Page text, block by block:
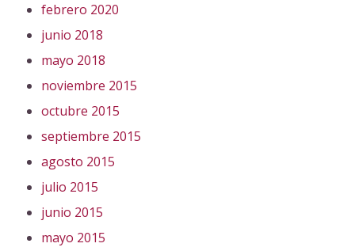
febrero 2020
junio 2018
mayo 2018
noviembre 2015
octubre 2015
septiembre 2015
agosto 2015
julio 2015
junio 2015
mayo 2015